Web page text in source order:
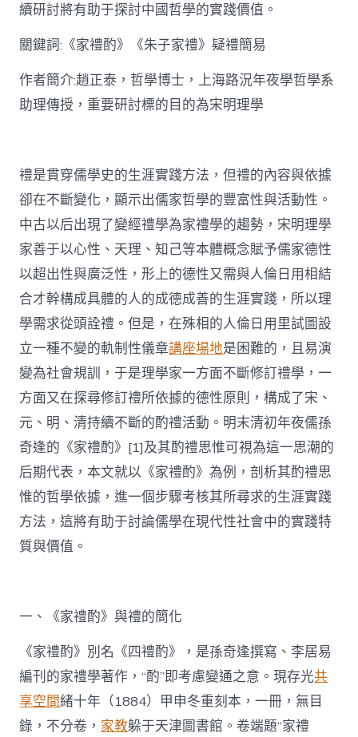
思
中
續研討將有助于探討中國哲學的實踐價值。
關鍵詞:《家禮酌》《朱子家禮》疑禮簡易
作者簡介:趙正泰，哲學博士，上海路況年夜學哲學系
助理傳授，重要研討標的目的為宋明理學
禮是貫穿儒學史的生涯實踐方法，但禮的內容與依據
卻在不斷變化，顯示出儒家哲學的豐富性與活動性。
中古以后出現了變經禮學為家禮學的趨勢，宋明理學
家善于以心性、天理、知己等本體概念賦予儒家德性
以超出性與廣泛性，形上的德性又需與人倫日用相結
合才幹構成具體的人的成德成善的生涯實踐，所以理
學需求從頭詮禮。但是，在殊相的人倫日用里試圖設
立一種不變的軌制性儀章講座場地是困難的，且易演
變為社會規訓，于是理學家一方面不斷修訂禮學，一
方面又在探尋修訂禮所依據的德性原則，構成了宋、
元、明、清持續不斷的酌禮活動。明末清初年夜儒孫
奇逢的《家禮酌》[1]及其酌禮思惟可視為這一思潮的
后期代表，本文就以《家禮酌》為例，剖析其酌禮思
惟的哲學依據，進一個步驟考核其所尋求的生涯實踐
方法，這將有助于討論儒學在現代性社會中的實踐特
質與價值。
一、《家禮酌》與禮的簡化
《家禮酌》別名《四禮酌》，是孫奇逢撰寫、李居易
編刊的家禮學著作，“酌”即考慮變通之意。現存光共
享空間緒十年（1884）甲申冬重刻本，一冊，無目
錄，不分卷， 家教躲于天津圖書館。卷端題“家禮